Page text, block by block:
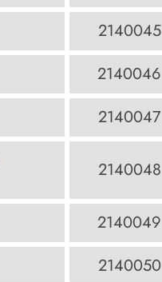
2140045
2140046
2140047
2140048
2140049
2140050